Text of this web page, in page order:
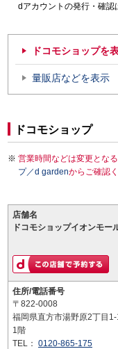
dアカウントの発行・確認
ドコモショップを
量販店などを表示
ドコモショップ
営業時間などは変更とな
プ／d gardenからご確認く
店舗名
ドコモショップイオンモー
住所/電話番号
〒822-0008
福岡県直方市湯野原2丁目1-
1階
TEL： 0120-865-175